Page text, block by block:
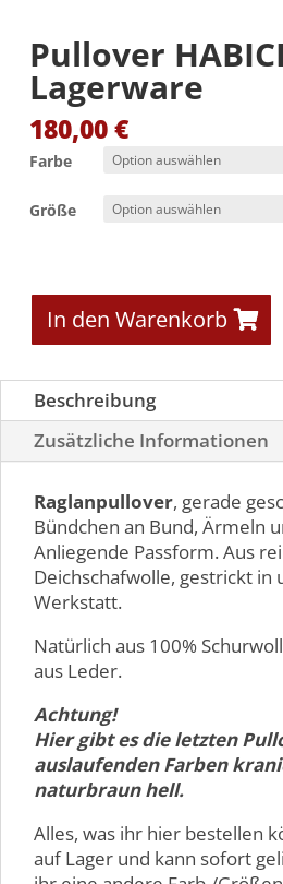
Pullover
Lagerware
180,00€
Farbe
Größe
In den Warenkorb
Beschreibung
Zusätzliche Informationen
Raglanpullover, gerade
Bündchen an Bund, Ärmeln
Anliegende Passform. Aus
Deichschafwolle, gestrickt in
Werkstatt.
Natürlich aus 100%
aus Leder.
Achtung!
Hier gibt es die letzten
auslaufenden Farben
naturbraun hell.
Alles, was ihr hier bestellen
auf Lager und kann sofort